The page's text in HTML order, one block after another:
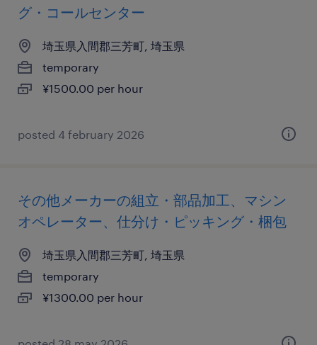
グ・コールセンター
埼玉県入間郡三芳町, 埼玉県
temporary
¥1500.00 per hour
posted 4 february 2026
その他メーカーの組立・部品加工、マシン
オペレーター、仕分け・ピッキング・梱包
埼玉県入間郡三芳町, 埼玉県
temporary
¥1300.00 per hour